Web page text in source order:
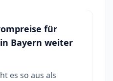
für
Bayern weiter
es so aus als